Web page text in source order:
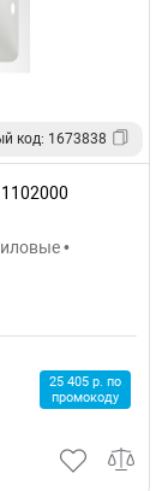
код: 1673838
•
25 405 р. по
промокоду